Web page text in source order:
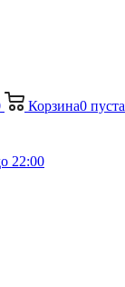
Корзина0 пуста
22:00